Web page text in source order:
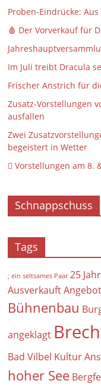
Proben-Eindrücke:
🩸 Der Vorverkauf für
Im Juli treibt Dracula
Frischer Anstrich für
Zusatz-Vorstellungen
ausfallen
Zwei
begeistert in Wetter
 Vorstellungen am 8.
Schnappschuss
Tags
; ein seltsames Paar 25
Ausverkauft
Bühnenbau
angeklagt
Bad Vilbel Kultur
hoher See